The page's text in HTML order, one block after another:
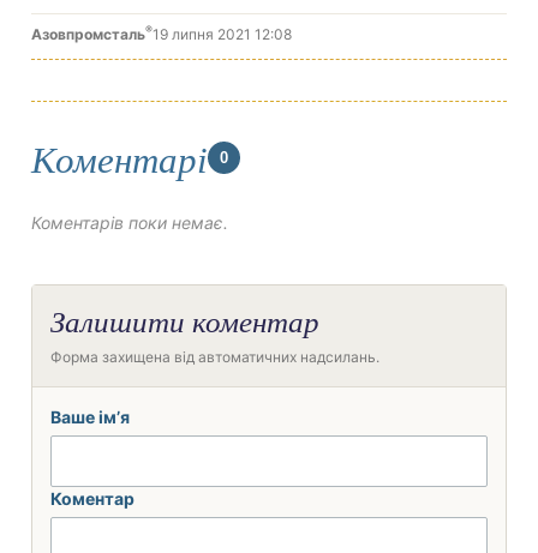
Азовпромсталь®19 липня 2021 12:08
Коментарі 0
Коментарів поки немає.
Залишити коментар
Форма захищена від автоматичних надсилань.
Ваше ім’я
Коментар